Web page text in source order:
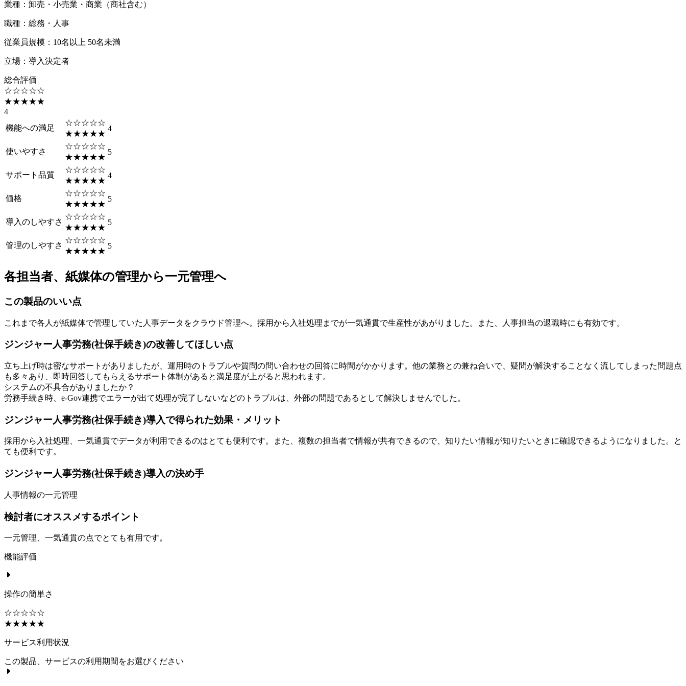
業種 ： 卸売・小売業・商業（商社含む）
職種 ： 総務・人事
従業員規模 ： 10名以上 50名未満
立場 ： 導入決定者
総合評価
☆☆☆☆☆
★★★★★
4
機能への満足
☆☆☆☆☆
★★★★★
4
使いやすさ
☆☆☆☆☆
★★★★★
5
サポート品質
☆☆☆☆☆
★★★★★
4
価格
☆☆☆☆☆
★★★★★
5
導入のしやすさ
☆☆☆☆☆
★★★★★
5
管理のしやすさ
☆☆☆☆☆
★★★★★
5
各担当者、紙媒体の管理から一元管理へ
この製品のいい点
これまで各人が紙媒体で管理していた人事データをクラウド管理へ。採用から入社処理までが一気通貫で生産性があがりました。また、人事担当の退職時にも有効です。
ジンジャー人事労務(社保手続き)の改善してほしい点
立ち上げ時は密なサポートがありましたが、運用時のトラブルや質問の問い合わせの回答に時間がかかります。他の業務との兼ね合いで、疑問が解決することなく流してしまった問題点
も多々あり、即時回答してもらえるサポート体制があると満足度が上がると思われます。
システムの不具合がありましたか？
労務手続き時、e-Gov連携でエラーが出て処理が完了しないなどのトラブルは、外部の問題であるとして解決しませんでした。
ジンジャー人事労務(社保手続き)導入で得られた効果・メリット
採用から入社処理、一気通貫でデータが利用できるのはとても便利です。また、複数の担当者で情報が共有できるので、知りたい情報が知りたいときに確認できるようになりました。と
ても便利です。
ジンジャー人事労務(社保手続き)導入の決め手
人事情報の一元管理
検討者にオススメするポイント
一元管理、一気通貫の点でとても有用です。
機能評価
操作の簡単さ
☆☆☆☆☆
★★★★★
サービス利用状況
この製品、サービスの利用期間をお選びください